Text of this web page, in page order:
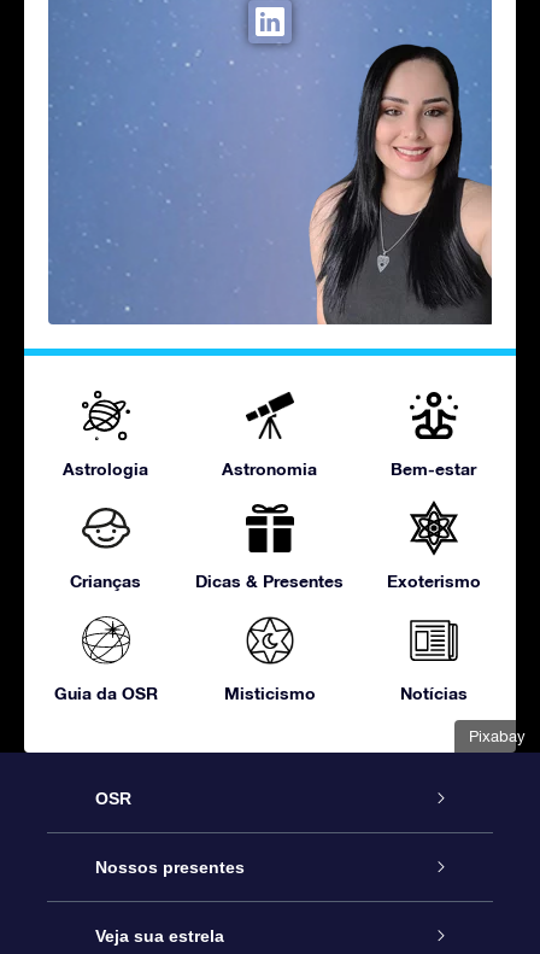
Pixabay
Astrologia Astronomia Bem-estar
Crianças Dicas & Presentes Exoterismo
Guia da OSR Misticismo Notícias
OSR
Serviço
Entre em contato conosco
Nossos presentes
Presente estrelar on-line
Veja sua estrela